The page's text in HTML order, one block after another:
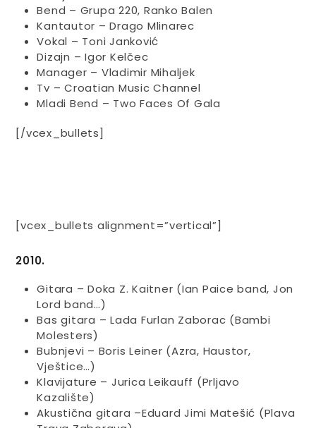
Bend – Grupa 220, Ranko Balen
Kantautor – Drago Mlinarec
Vokal – Toni Janković
Dizajn – Igor Kelčec
Manager – Vladimir Mihaljek
Tv – Croatian Music Channel
Mladi Bend – Two Faces Of Gala
[/vcex_bullets]
[vcex_bullets alignment=”vertical”]
2010.
Gitara – Doka Z. Kaitner (Ian Paice band, Jon
Lord band…)
Bas gitara – Lada Furlan Zaborac (Bambi
Molesters)
Bubnjevi – Boris Leiner (Azra, Haustor,
Vještice…)
Klavijature – Jurica Leikauff (Prljavo
Kazalište)
Akustična gitara –Eduard Jimi Matešić (Plava